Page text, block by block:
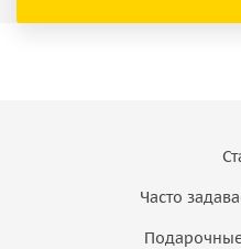
Часто